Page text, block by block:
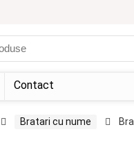
Contact
Bratari cu nume